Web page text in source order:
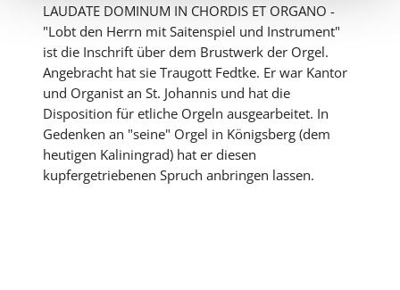
LAUDATE DOMINUM IN CHORDIS ET ORGANO -
"Lobt den Herrn mit Saitenspiel und Instrument"
ist die Inschrift über dem Brustwerk der Orgel.
Angebracht hat sie Traugott Fedtke. Er war Kantor
und Organist an St. Johannis und hat die
Disposition für etliche Orgeln ausgearbeitet. In
Gedenken an "seine" Orgel in Königsberg (dem
heutigen Kaliningrad) hat er diesen
kupfergetriebenen Spruch anbringen lassen.